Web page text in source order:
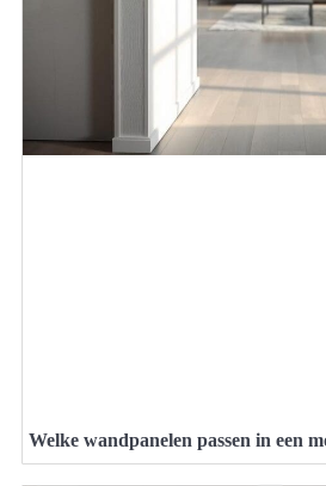
Welke wandpanelen passen in een